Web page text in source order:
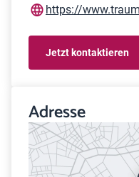
https://
Jetzt kontaktieren
Adresse